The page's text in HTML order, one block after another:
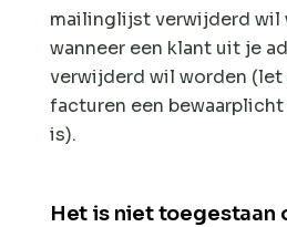
mailinglijst verwijderd wil
wanneer een klant uit je
verwijderd wil worden (let
facturen een
is).
Het is niet toegestaan